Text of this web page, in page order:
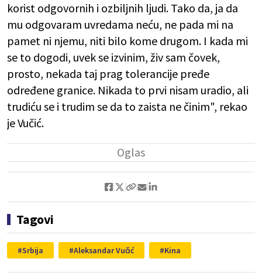
korist odgovornih i ozbiljnih ljudi. Tako da, ja da
mu odgovaram uvredama neću, ne pada mi na
pamet ni njemu, niti bilo kome drugom. I kada mi
se to dogodi, uvek se izvinim, živ sam čovek,
prosto, nekada taj prag tolerancije pređe
određene granice. Nikada to prvi nisam uradio, ali
trudiću se i trudim se da to zaista ne činim", rekao
je Vučić.
Tagovi
Srbija Aleksandar Vučić Kina